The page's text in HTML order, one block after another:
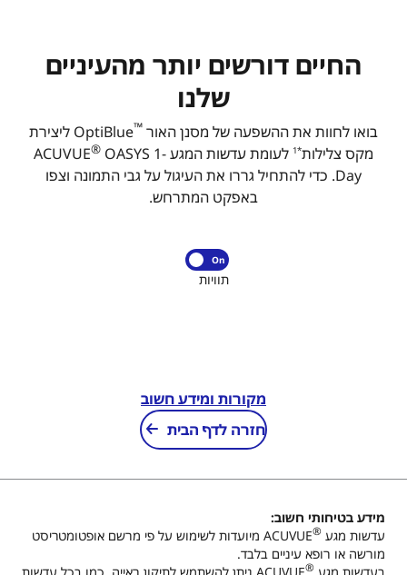
החיים דורשים יותר מהעיניים
שלנו
בואו לחוות את ההשפעה של מסנן האור ™
OptiBlue ליצירת
מקס צלילות*1 לעומת עדשות המגע ACUVUE ® OASYS 1-
Day. כדי להתחיל גררו את העיגול על גבי התמונה וצפו
באפקט המתרחש.
On
תוויות
מקורות ומידע חשוב
חזרה לדף הבית
מידע בטיחותי חשוב:
עדשות מגע ®
ACUVUE מיועדות לשימוש על פי מרשם אופטומטריסט
מורשה או רופא עיניים בלבד.
®